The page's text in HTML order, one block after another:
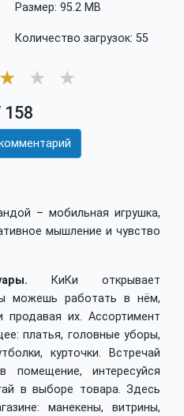
Размер: 95.2 MB
Количество загрузок: 55
★ ★ ★
158
– мобильная игрушка,
мышление и чувство
КиКи открывает
можешь работать в нём,
их. Ассортимент
платья, головные уборы,
курточки. Встречай
помещение, интересуйся
в выборе товара. Здесь
манекены, витрины,